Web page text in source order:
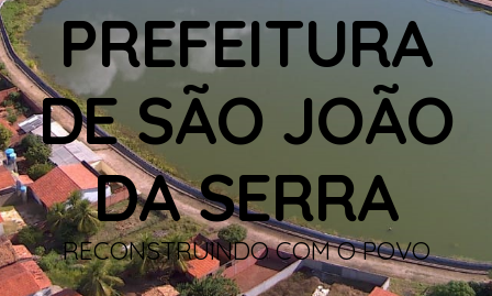
PREFEITURA
DE SÃO JOÃO
DA SERRA
RECONSTRUINDO COM O POVO